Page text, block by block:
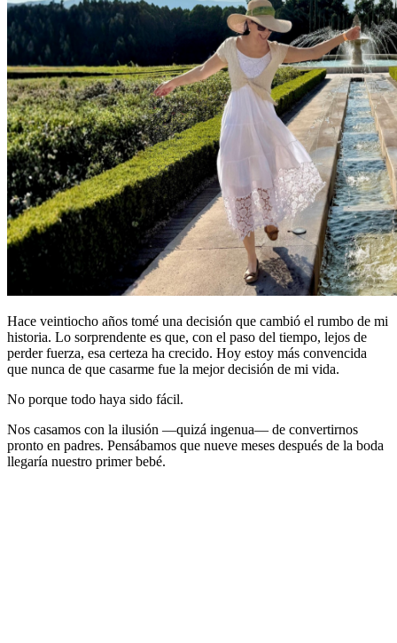
Hace veintiocho años tomé una decisión que cambió el rumbo de mi
historia. Lo sorprendente es que, con el paso del tiempo, lejos de
perder fuerza, esa certeza ha crecido. Hoy estoy más convencida
que nunca de que casarme fue la mejor decisión de mi vida.
No porque todo haya sido fácil.
Nos casamos con la ilusión —quizá ingenua— de convertirnos
pronto en padres. Pensábamos que nueve meses después de la boda
llegaría nuestro primer bebé.